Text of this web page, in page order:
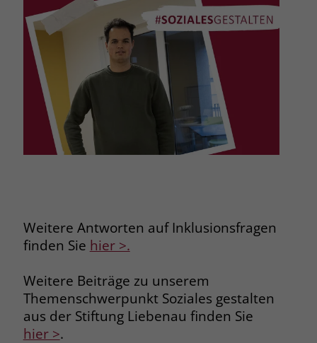
Weitere Antworten auf Inklusionsfragen
finden Sie hier >.
Weitere Beiträge zu unserem
Themenschwerpunkt Soziales gestalten
aus der Stiftung Liebenau finden Sie
hier >.
bessere, relevantere Werbung zu
zeigen. Das _fbp-Cookie sammelt keine
persönlich identifizierbaren
Informationen und wird von Facebook
nur platziert, um Daten an das
Unternehmen zurückzusenden.